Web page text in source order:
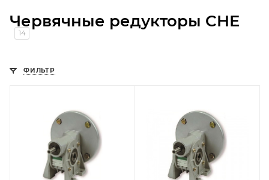
Червячные редукторы CHE
14
ФИЛЬТР